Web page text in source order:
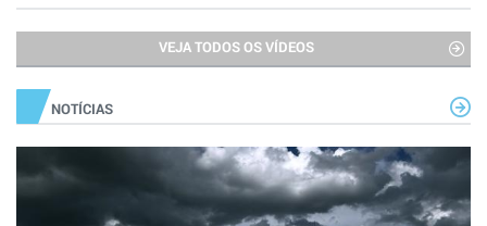
VEJA TODOS OS VÍDEOS
NOTÍCIAS